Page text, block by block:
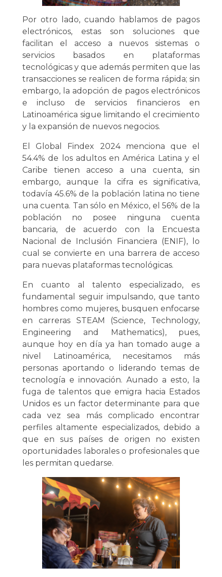
Por otro lado, cuando hablamos de pagos
electrónicos, estas son soluciones que
facilitan el acceso a nuevos sistemas o
servicios basados en plataformas
tecnológicas y que además permiten que las
transacciones se realicen de forma rápida; sin
embargo, la adopción de pagos electrónicos
e incluso de servicios financieros en
Latinoamérica sigue limitando el crecimiento
y la expansión de nuevos negocios.
El Global Findex 2024 menciona que el
54.4% de los adultos en América Latina y el
Caribe tienen acceso a una cuenta, sin
embargo, aunque la cifra es significativa,
todavía 45.6% de la población latina no tiene
una cuenta. Tan sólo en México, el 56% de la
población no posee ninguna cuenta
bancaria, de acuerdo con la Encuesta
Nacional de Inclusión Financiera (ENIF), lo
cual se convierte en una barrera de acceso
para nuevas plataformas tecnológicas.
En cuanto al talento especializado, es
fundamental seguir impulsando, que tanto
hombres como mujeres, busquen enfocarse
en carreras STEAM (Science, Technology,
Engineering and Mathematics), pues,
aunque hoy en día ya han tomado auge a
nivel Latinoamérica, necesitamos más
personas aportando o liderando temas de
tecnología e innovación. Aunado a esto, la
fuga de talentos que emigra hacia Estados
Unidos es un factor determinante para que
cada vez sea más complicado encontrar
perfiles altamente especializados, debido a
que en sus países de origen no existen
oportunidades laborales o profesionales que
les permitan quedarse.